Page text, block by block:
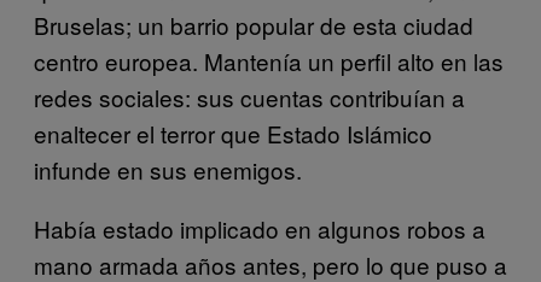
Bruselas; un barrio popular de esta ciudad
centro europea. Mantenía un perfil alto en las
redes sociales: sus cuentas contribuían a
enaltecer el terror que Estado Islámico
infunde en sus enemigos.
Había estado implicado en algunos robos a
mano armada años antes, pero lo que puso a